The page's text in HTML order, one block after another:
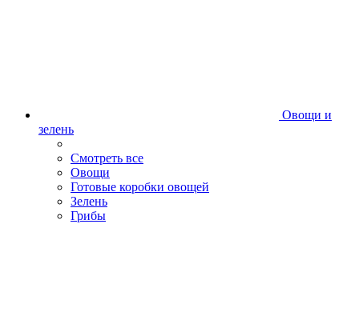
Овощи и
зелень
Смотреть все
Овощи
Готовые коробки овощей
Зелень
Грибы